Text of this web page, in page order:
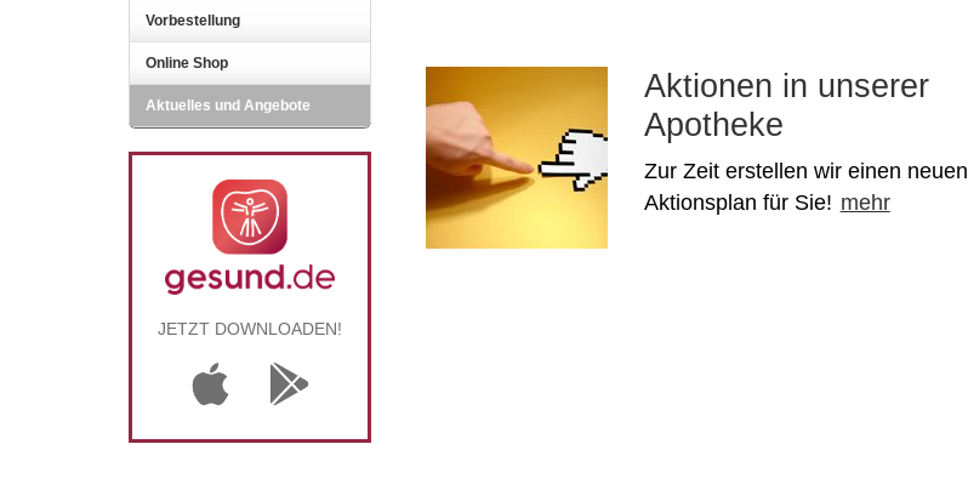
Vorbestellung
Online Shop
Aktuelles und Angebote
JETZT DOWNLOADEN!
Aktionen in unserer
Apotheke
Zur Zeit erstellen wir einen neuen
Aktionsplan für Sie! mehr